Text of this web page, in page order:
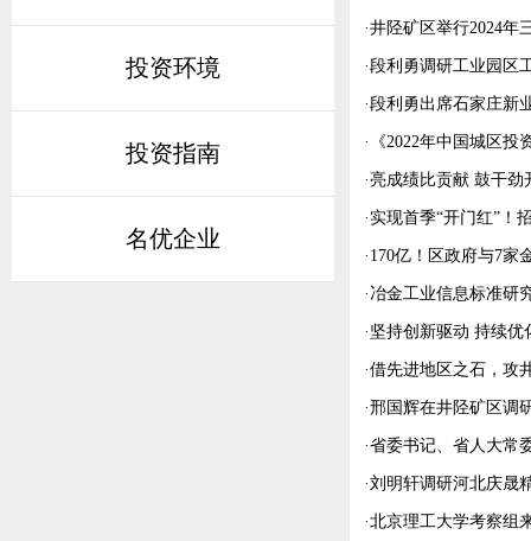
投资环境
投资指南
名优企业
·井陉矿区举行2024年
·段利勇调研工业园区
·段利勇出席石家庄新
· 《2022年中国城区
·亮成绩比贡献 鼓干劲
·实现首季“开门红”！
· 170亿！区政府与7家
· 冶金工业信息标准研
· 坚持创新驱动 持续优
·借先进地区之石，攻
·邢国辉在井陉矿区调
·省委书记、省人大常
·刘明轩调研河北庆晟
·北京理工大学考察组